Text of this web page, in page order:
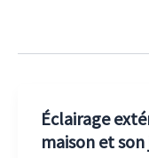
Éclairage
maison et